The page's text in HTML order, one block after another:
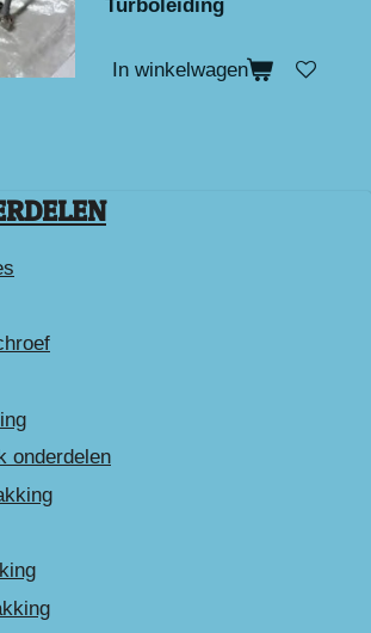
Turboleiding
In winkelwagen
onderdelen